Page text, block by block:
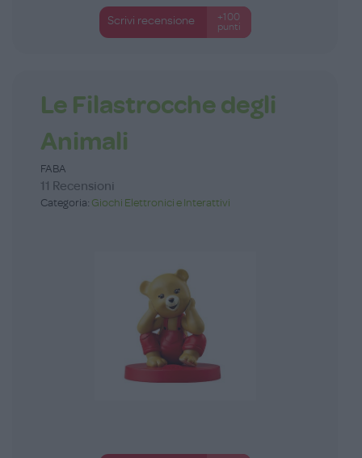
Scrivi recensione
+100
punti
Le Filastrocche degli
Animali
FABA
11 Recensioni
Categoria: Giochi Elettronici e Interattivi